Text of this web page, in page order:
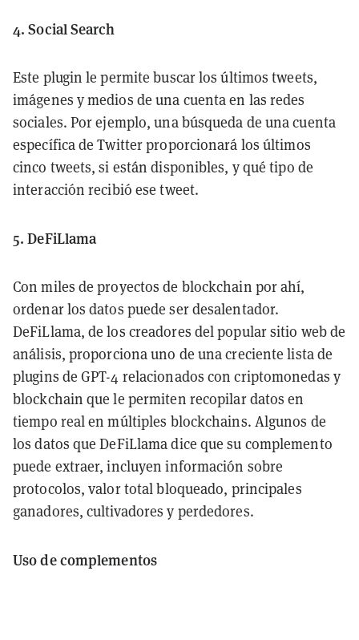
4. Social Search
Este plugin le permite buscar los últimos tweets,
imágenes y medios de una cuenta en las redes
sociales. Por ejemplo, una búsqueda de una cuenta
específica de Twitter proporcionará los últimos
cinco tweets, si están disponibles, y qué tipo de
interacción recibió ese tweet.
5. DeFiLlama
Con miles de proyectos de blockchain por ahí,
ordenar los datos puede ser desalentador.
DeFiLlama, de los creadores del popular sitio web de
análisis, proporciona uno de una creciente lista de
plugins de GPT-4 relacionados con criptomonedas y
blockchain que le permiten recopilar datos en
tiempo real en múltiples blockchains. Algunos de
los datos que DeFiLlama dice que su complemento
puede extraer, incluyen información sobre
protocolos, valor total bloqueado, principales
ganadores, cultivadores y perdedores.
Uso de complementos